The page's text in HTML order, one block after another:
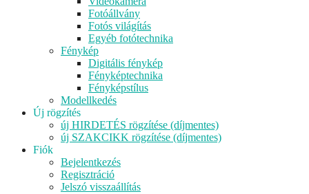
Fotóállvány
Fotós világítás
Egyéb fotótechnika
Fénykép
Digitális fénykép
Fényképtechnika
Fényképstílus
Modellkedés
Új rögzítés
új HIRDETÉS rögzítése (díjmentes)
új SZAKCIKK rögzítése (díjmentes)
Fiók
Bejelentkezés
Regisztráció
Jelszó visszaállítás